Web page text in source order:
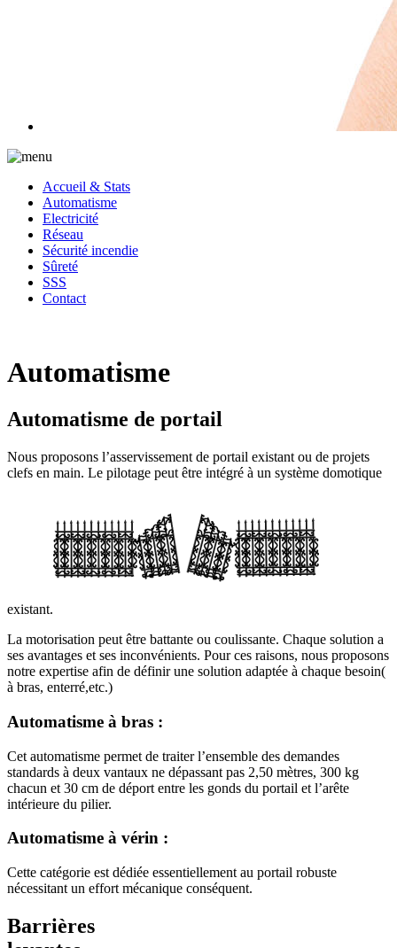
Accueil & Stats
Automatisme
Electricité
Réseau
Sécurité incendie
Sûreté
SSS
Contact
Automatisme
Automatisme de portail
Nous proposons l’asservissement de portail existant ou de projets
clefs en main. Le pilotage peut être intégré à un système domotique
existant.
La motorisation peut être battante ou coulissante. Chaque solution a
ses avantages et ses inconvénients. Pour ces raisons, nous proposons
notre expertise afin de définir une solution adaptée à chaque besoin(
à bras, enterré,etc.)
Automatisme à bras :
Cet automatisme permet de traiter l’ensemble des demandes
standards à deux vantaux ne dépassant pas 2,50 mètres, 300 kg
chacun et 30 cm de déport entre les gonds du portail et l’arête
intérieure du pilier.
Automatisme à vérin :
Cette catégorie est dédiée essentiellement au portail robuste
nécessitant un effort mécanique conséquent.
Barrières